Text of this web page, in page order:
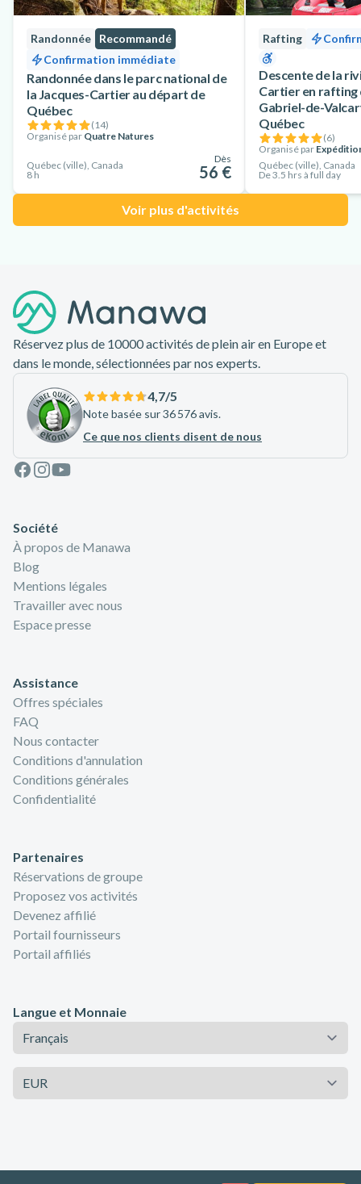
Randonnée
Recommandé
Confirmation immédiate
Randonnée dans le parc national de
la Jacques-Cartier au départ de
Québec
(14)
Organisé par Quatre Natures
Québec (ville), Canada
8 h
Dès
56 €
Rafting
Descente de la
Cartier en rafting
Gabriel-de-
Québec
(6)
Organisé par
Québec (ville), Canada
De 3.5 hrs à full day
Voir plus d'activités
Réservez plus de 10000 activités de plein air en Europe et
dans le monde, sélectionnées par nos experts.
4,7/5
Note basée sur 36 576 avis.
Ce que nos clients disent de nous
Facebook
Instagram
Youtube
Société
À propos de Manawa
Blog
Mentions légales
Travailler avec nous
Espace presse
Assistance
Offres spéciales
FAQ
Nous contacter
Conditions d'annulation
Conditions générales
Confidentialité
Partenaires
Réservations de groupe
Proposez vos activités
Devenez affilié
Portail fournisseurs
Portail affiliés
Langue et Monnaie